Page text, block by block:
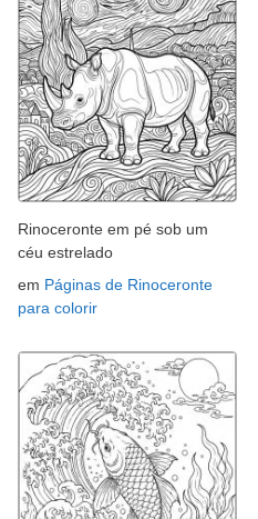
Rinoceronte em pé sob um
céu estrelado
em Páginas de Rinoceronte
para colorir